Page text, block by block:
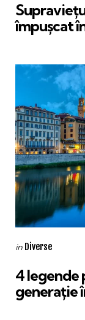
împușcat
Categories
Posted
in Diverse
4 legende
generație